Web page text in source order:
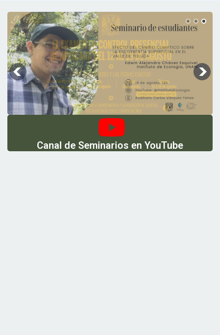
Canal de Seminarios en YouTube